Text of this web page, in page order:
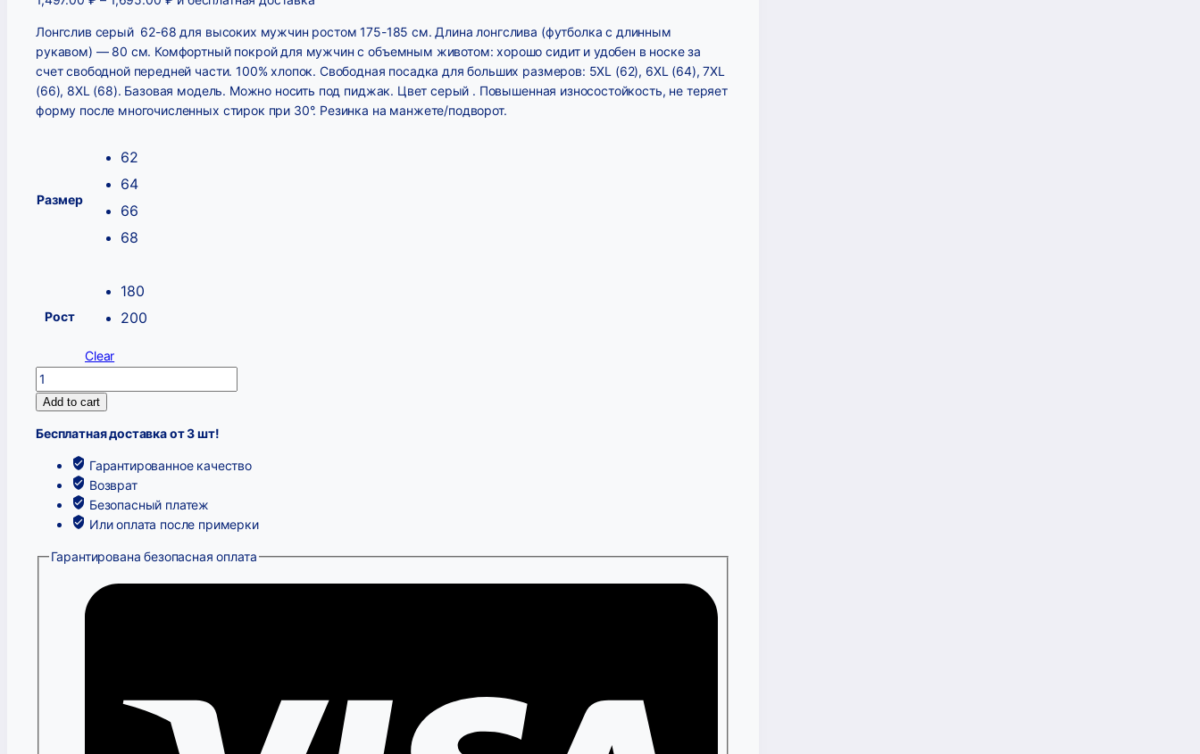
Лонгслив серый 62-68 для высоких мужчин ростом 175-185 см. Длина лонгслива (футболка с длинным
рукавом) — 80 см. Комфортный покрой для мужчин с объемным животом: хорошо сидит и удобен в носке за
счет свободной передней части. 100% хлопок. Свободная посадка для больших размеров: 5XL (62), 6XL (64), 7XL
(66), 8XL (68). Базовая модель. Можно носить под пиджак. Цвет серый . Повышенная износостойкость, не теряет
форму после многочисленных стирок при 30°. Резинка на манжете/подворот.
Размер
62
64
66
68
Рост
180
200
Clear
Лонгслив
серый
62-
68/180
quantity
Add to cart
Бесплатная доставка от 3 шт!
Гарантированное качество
Возврат
Безопасный платеж
Или оплата после примерки
Гарантирована безопасная оплата